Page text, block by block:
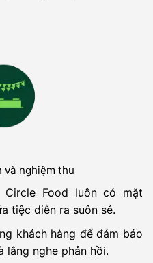
và nghiệm thu
Food luôn có mặt
tiệc diễn ra suôn sẻ.
khách hàng để đảm bảo
lắng nghe phản hồi.